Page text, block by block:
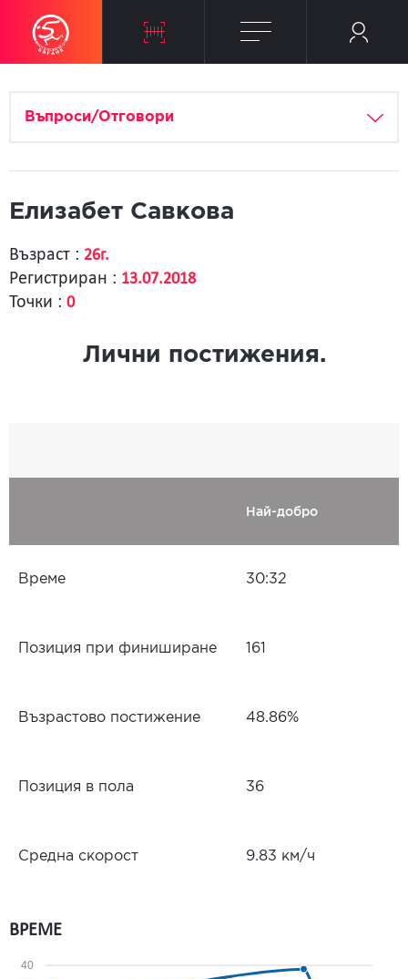
Въпроси/Отговори
Елизабет Савкова
Възраст : 26г.
Регистриран : 13.07.2018
Точки : 0
Лични постижения.
Най-добро
Време 30:32
Позиция при финиширане 161
Възрастово постижение 48.86%
Позиция в пола 36
Средна скорост 9.83 км/ч
ВРЕМЕ
40